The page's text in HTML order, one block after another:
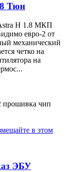
Тюн
H 1.8 МКП
евро-2 от
механический
четко на
на
прошивка чип
в этом
ЭБУ